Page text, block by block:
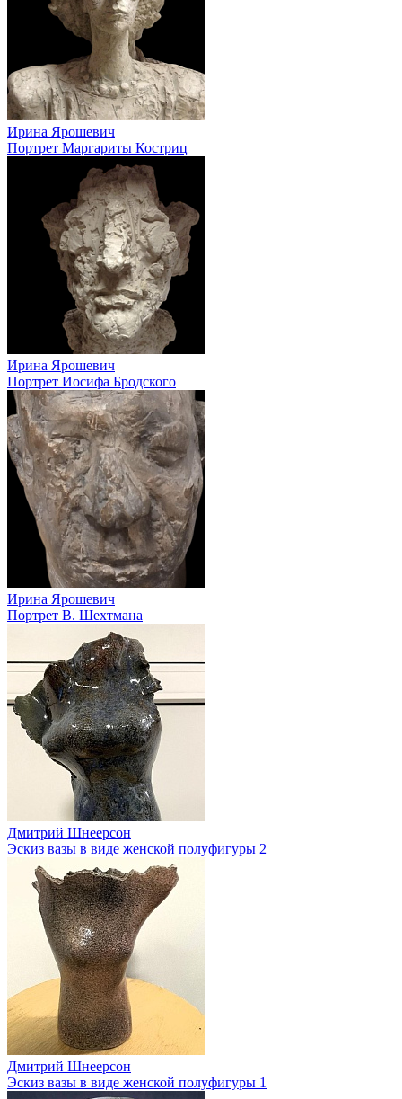
Ирина Ярошевич
Портрет Маргариты Костриц
Ирина Ярошевич
Портрет Иосифа Бродского
Ирина Ярошевич
Портрет В. Шехтмана
Дмитрий Шнеерсон
Эскиз вазы в виде женской полуфигуры 2
Дмитрий Шнеерсон
Эскиз вазы в виде женской полуфигуры 1